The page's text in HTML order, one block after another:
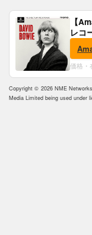
【
レコ
ャケ付)
価格・
Copyright © 2026 NME
Media Limited being used under